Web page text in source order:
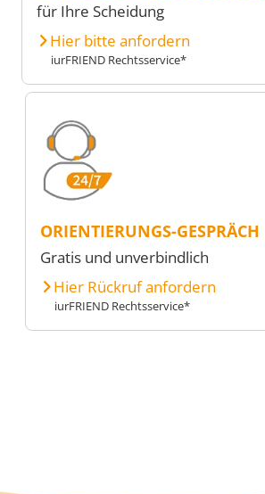
für Ihre Scheidung
Hier bitte anfordern
iurFRIEND Rechtsservice*
ORIENTIERUNGS-GESPRÄCH
Gratis und unverbindlich
Hier Rückruf anfordern
iurFRIEND Rechtsservice*